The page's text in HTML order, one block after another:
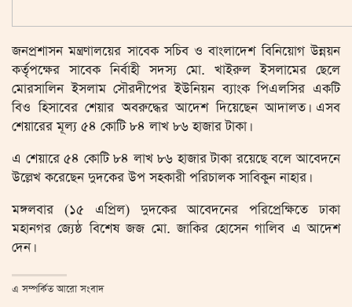
জনপ্রশাসন মন্ত্রণালয়ের সাবেক সচিব ও বাংলাদেশ বিনিয়োগ উন্নয়ন
কর্তৃপক্ষের সাবেক নির্বাহী সদস্য মো. খাইরুল ইসলামের ছেলে
মোরসালিন ইসলাম সৌরদীপের ইউনিয়ন ব্যাংক পিএলসির একটি
বিও হিসাবের শেয়ার অবরুদ্ধের আদেশ দিয়েছেন আদালত। এসব
শেয়ারের মূল্য ৫৪ কোটি ৮৪ লাখ ৮৬ হাজার টাকা।
এ শেয়ারে ৫৪ কোটি ৮৪ লাখ ৮৬ হাজার টাকা রয়েছে বলে আবেদনে
উল্লেখ করেছেন দুদকের উপ সহকারী পরিচালক সাবিকুন নাহার।
মঙ্গলবার (১৫ এপ্রিল) দুদকের আবেদনের পরিপ্রেক্ষিতে ঢাকা
মহানগর জ্যেষ্ঠ বিশেষ জজ মো. জাকির হোসেন গালিব এ আদেশ
দেন।
এ সম্পর্কিত আরো সংবাদ